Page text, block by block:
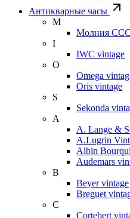
Антикварные часы
М
Молния
I
IWC vintage
O
Omega
Oris vintage
S
Sekonda
A
A. Lange &
A.Lugrin
Albin
Audemars
B
Beyer vintage
Breguet
C
Cortebert